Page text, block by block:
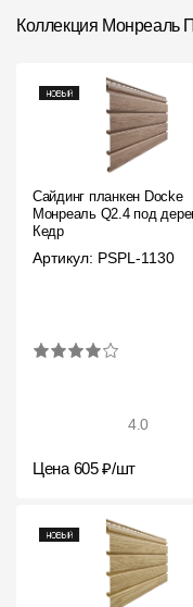
Коллекция Монреаль
Сайдинг планкен Docke
Монреаль Q2.4 под
Кедр
Артикул: PSPL-1130
4.0
Цена 605 ₽/шт